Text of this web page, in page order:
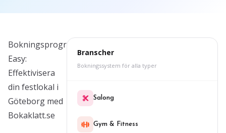
Bokningsprogram
Easy:
Effektivisera
din festlokal i
Göteborg med
Bokaklatt.se
Branscher
Bokningssystem för alla typer
Salong
Gym & Fitness